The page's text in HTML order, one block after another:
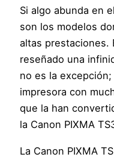
Si algo abunda en
son los modelos
altas prestaciones.
reseñado una
no es la
impresora con
que la han
la Canon PIXMA
La Canon PIXMA